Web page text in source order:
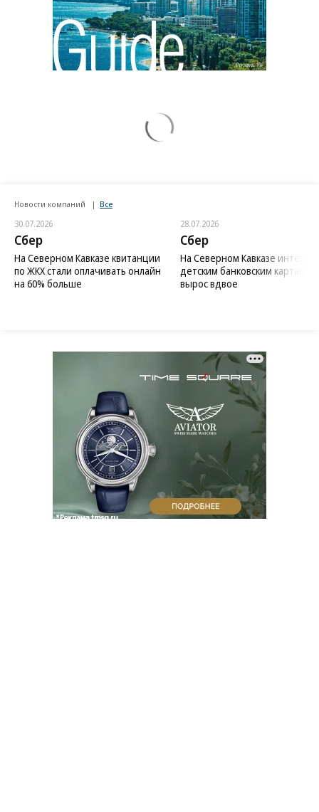
Новости компаний Все
30.07.2026
Сбер
На Северном Кавказе квитанции
по ЖКХ стали оплачивать онлайн
на 60% больше
28.07.2026
Сбер
На Северном Кавказе интерес
детским банковским картам
вырос вдвое